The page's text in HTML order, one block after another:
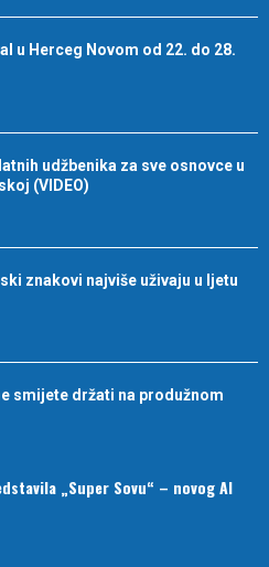
u Herceg Novom od 22. do 28.
udžbenika za sve osnovce u
(VIDEO)
znakovi najviše uživaju u ljetu
smijete držati na produžnom
„Super Sovu“ – novog AI